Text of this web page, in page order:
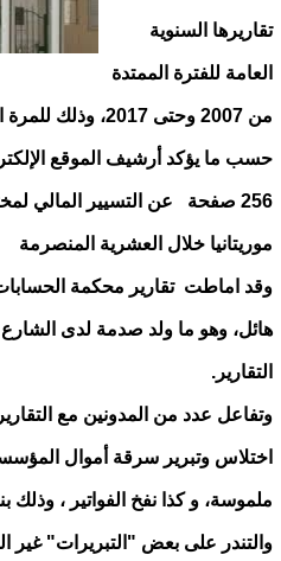
تقاريرها السنوية
العامة للفترة الممتدة
من 2007 وحتى 2017،
حسب ما يؤكد أرشيف الموقع
256 صفحة عن التسيير المالي
موريتانيا خلال العشرية المنصرمة
وقد اماطت تقارير محكمة
هائل، وهو ما ولد صدمة لدى الشارع
التقارير.
وتفاعل عدد من المدونين مع
اختلاس وتبرير سرقة أموال
ملموسة، و كذا نفخ الفواتير ،
والتندر على بعض "التبريرات" غير